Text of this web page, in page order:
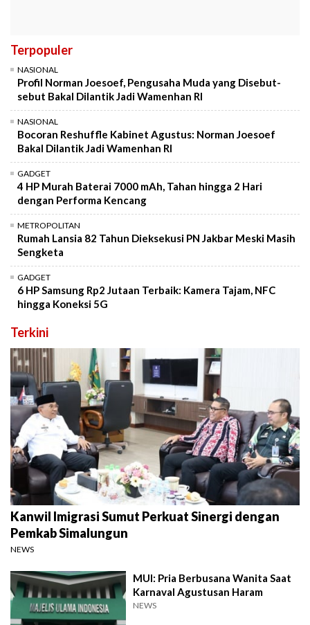
Terpopuler
NASIONAL
Profil Norman Joesoef, Pengusaha Muda yang Disebut-
sebut Bakal Dilantik Jadi Wamenhan RI
NASIONAL
Bocoran Reshuffle Kabinet Agustus: Norman Joesoef
Bakal Dilantik Jadi Wamenhan RI
GADGET
4 HP Murah Baterai 7000 mAh, Tahan hingga 2 Hari
dengan Performa Kencang
METROPOLITAN
Rumah Lansia 82 Tahun Dieksekusi PN Jakbar Meski Masih
Sengketa
GADGET
6 HP Samsung Rp2 Jutaan Terbaik: Kamera Tajam, NFC
hingga Koneksi 5G
Terkini
Kanwil Imigrasi Sumut Perkuat Sinergi dengan
Pemkab Simalungun
NEWS
MUI: Pria Berbusana Wanita Saat
Karnaval Agustusan Haram
NEWS